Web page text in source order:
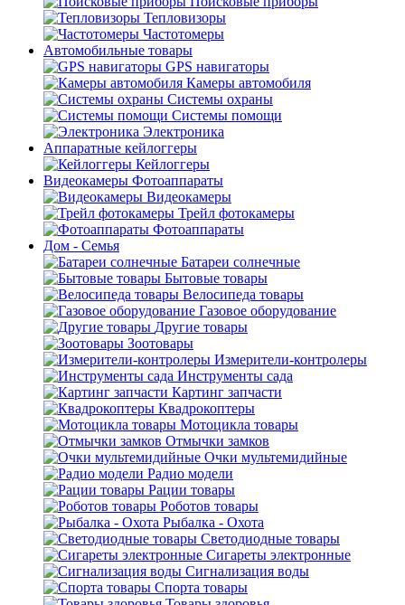
Тепловизоры
Частотомеры
Автомобильные товары
GPS навигаторы
Камеры автомобиля
Системы охраны
Системы помощи
Электроника
Аппаратные кейлоггеры
Кейлоггеры
Видеокамеры Фотоаппараты
Видеокамеры
Трейл фотокамеры
Фотоаппараты
Дом - Семья
Батареи солнечные
Бытовые товары
Велосипеда товары
Газовое оборудование
Другие товары
Зоотовары
Измерители-контролеры
Инструменты сада
Картинг запчасти
Квадрокоптеры
Мотоцикла товары
Отмычки замков
Очки мультемидийные
Радио модели
Рации товары
Роботов товары
Рыбалка - Охота
Светодиодные товары
Сигареты электронные
Сигнализация воды
Спорта товары